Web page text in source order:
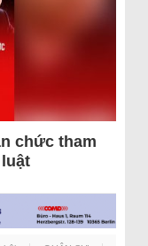
chức tham